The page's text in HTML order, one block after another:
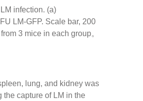
infection. (a)
LM-GFP. Scale bar, 200
3 mice in each group。
lung, and kidney was
the capture of LM in the